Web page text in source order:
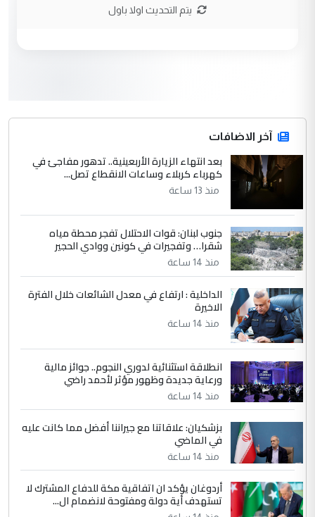
نتشرف بلقاء السيد احمد الصافي في العتبات
التعليق : قرار مستعجل جدا ولامصلحة فيه
للوزاره ولا للمواطن القرار الصائب يكون بعد
الاستماع للمدير ومغرفة ...
الموضوع :
وزير الصحة يعفي مدير مستشفى الكرخ
العام في بغداد
4 سردار
التعليق : واحد من عصابة علي ماما يسقط
جنسية الرافد الثالث للعراق ومن اصول عريقة
ابا فرات ...
الموضوع :
الجواهري يرد على صدام حسين سل
مضجعيك يابن الزنا (نص كامل)
5 سردار
التعليق : واحد من عصابة علي ماما يسقط
جنسية الرافد الثالث للعراق ومن اصول عريقة
الموضوع :
الجواهري يرد على صدام حسين سل
مضجعيك يابن الزنا (نص كامل)
يتم التحديث اولا باول
آخر الاضافات
بعد انتهاء الزيارة الأربعينية.. تدهور مفاجئ في
كهرباء كربلاء وساعات الانقطاع تصل...
منذ 13 ساعة
جنوب لبنان: قوات الاحتلال تفجر محطة مياه
شقرا… وتفجيرات في كونين ووادي الحجير
منذ 14 ساعة
الداخلية : ارتفاع في معدل الشائعات خلال الفترة
الاخيرة
منذ 14 ساعة
انطلاقة استثنائية لدوري النجوم.. جوائز مالية
ورعاية جديدة وظهور مؤثر لأحمد راضي
منذ 14 ساعة
بزشكيان: علاقاتنا مع جيراننا أفضل مما كانت عليه
في الماضي
منذ 14 ساعة
أردوغان يؤكد ان اتفاقية مكة للدفاع المشترك لا
تستهدف أية دولة ومفتوحة لانضمام ال...